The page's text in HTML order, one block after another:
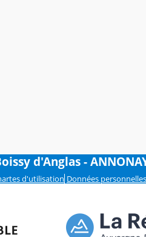
d'Anglas -
d'utilisation Données personnelles